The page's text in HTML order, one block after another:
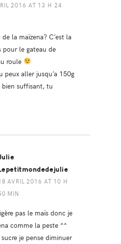
2016 AT 13 H 24
la maïzena? C’est la
pour le gateau de
roule
peux aller jusqu’a 150g
bien suffisant, tu
AVRIL 2016 AT 10 H
MIN
pas le maïs donc je
comme la peste ^^
je pense diminuer